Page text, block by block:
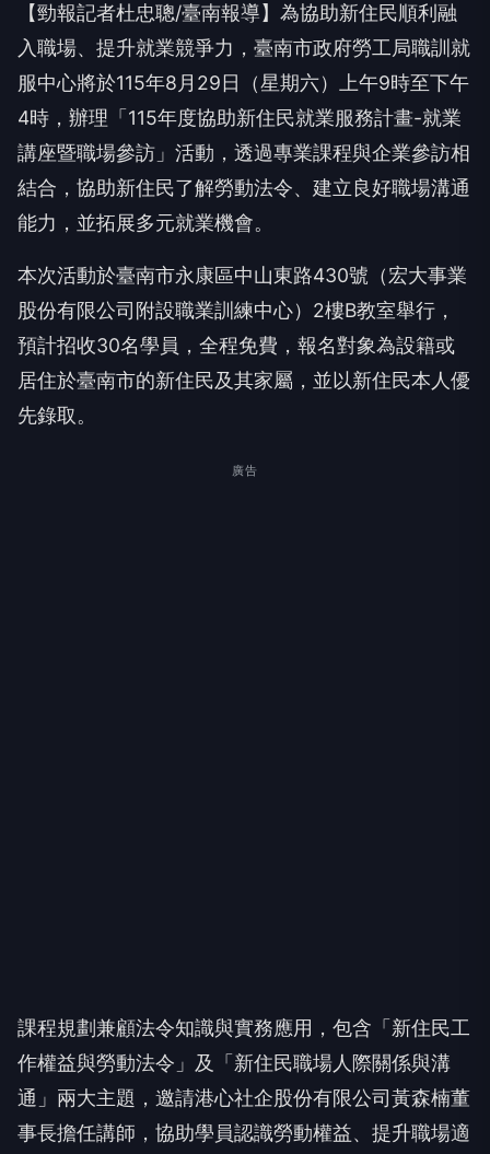
【勁報記者杜忠聰/臺南報導】為協助新住民順利融
入職場、提升就業競爭力，臺南市政府勞工局職訓就
服中心將於115年8月29日（星期六）上午9時至下午
4時，辦理「115年度協助新住民就業服務計畫-就業
講座暨職場參訪」活動，透過專業課程與企業參訪相
結合，協助新住民了解勞動法令、建立良好職場溝通
能力，並拓展多元就業機會。
本次活動於臺南市永康區中山東路430號（宏大事業
股份有限公司附設職業訓練中心）2樓B教室舉行，
預計招收30名學員，全程免費，報名對象為設籍或
居住於臺南市的新住民及其家屬，並以新住民本人優
先錄取。
廣告
課程規劃兼顧法令知識與實務應用，包含「新住民工
作權益與勞動法令」及「新住民職場人際關係與溝
通」兩大主題，邀請港心社企股份有限公司黃森楠董
事長擔任講師，協助學員認識勞動權益、提升職場適